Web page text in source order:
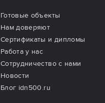
Готовые объекты
Нам доверяют
Сертификаты и дипломы
Работа у нас
Сотрудничество с нами
Новости
Блог idn500.ru